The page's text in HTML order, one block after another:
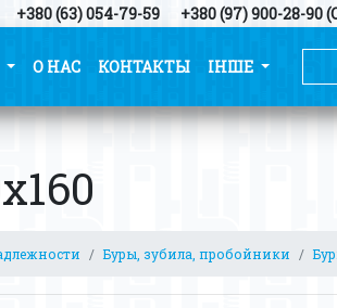
+380 (63) 054-79-59 +380 (97) 900-28-90
О НАС КОНТАКТЫ ІНШЕ
Буры, зубила, пробойники